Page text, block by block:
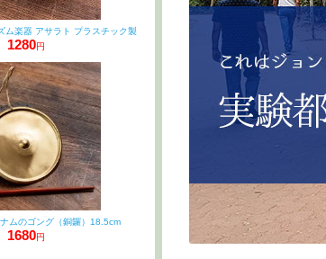
ム楽器 アサラト プラスチック製
1280円
ムのゴング（銅鑼）18.5cm
1680円